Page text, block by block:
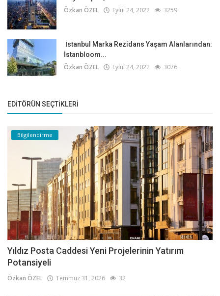
Özkan ÖZEL Eylül 24, 2022 3259
İstanbul Marka Rezidans Yaşam Alanlarından:
İstanbloom...
Özkan ÖZEL Eylül 24, 2022 3076
EDITÖRÜN SEÇTIKLERI
Bilgilendirme
Yıldız Posta Caddesi Yeni Projelerinin Yatırım
Potansiyeli
Özkan ÖZEL Temmuz 31, 2026 32